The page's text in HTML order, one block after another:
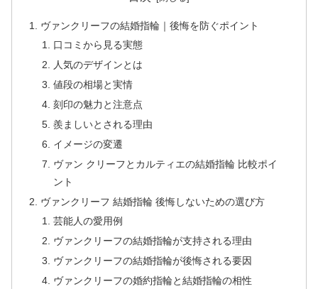
ヴァンクリーフの結婚指輪｜後悔を防ぐポイント
口コミから見る実態
人気のデザインとは
値段の相場と実情
刻印の魅力と注意点
羨ましいとされる理由
イメージの変遷
ヴァン クリーフとカルティエの結婚指輪 比較ポイ
ント
ヴァンクリーフ 結婚指輪 後悔しないための選び方
芸能人の愛用例
ヴァンクリーフの結婚指輪が支持される理由
ヴァンクリーフの結婚指輪が後悔される要因
ヴァンクリーフの婚約指輪と結婚指輪の相性